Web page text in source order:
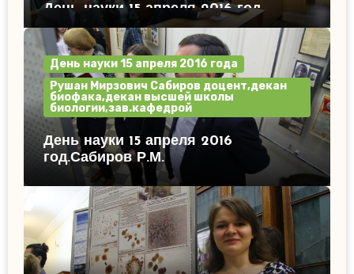
День науки 15 апреля 2016 год.
День науки 15 апреля 2016 года
Рушан Мирзович Сабиров доцент,декан
биофака,декан высшей школы
биологии,зав.кафедрой
День науки 15 апреля 2016
год.Сабиров Р.М.